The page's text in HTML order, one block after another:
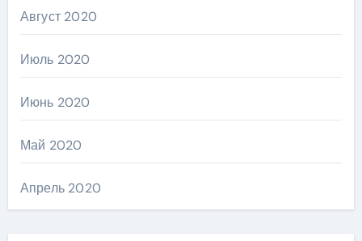
Август 2020
Июль 2020
Июнь 2020
Май 2020
Апрель 2020